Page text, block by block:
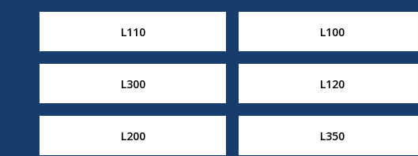
L110 L100
L300 L120
L200 L350